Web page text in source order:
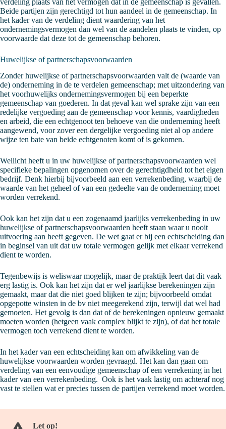
Beide partijen zijn gerechtigd tot hun aandeel in de gemeenschap. In
het kader van de verdeling dient waardering van het
ondernemingsvermogen dan wel van de aandelen plaats te vinden, op
voorwaarde dat deze tot de gemeenschap behoren.
Huwelijkse of partnerschapsvoorwaarden
Zonder huwelijkse of partnerschapsvoorwaarden valt de (waarde van
de) onderneming in de te verdelen gemeenschap; met uitzondering van
het voorhuwelijks ondernemingsvermogen bij een beperkte
gemeenschap van goederen. In dat geval kan wel sprake zijn van een
redelijke vergoeding aan de gemeenschap voor kennis, vaardigheden
en arbeid, die een echtgenoot ten behoeve van die onderneming heeft
aangewend, voor zover een dergelijke vergoeding niet al op andere
wijze ten bate van beide echtgenoten komt of is gekomen.
Wellicht heeft u in uw huwelijkse of partnerschapsvoorwaarden wel
specifieke bepalingen opgenomen over de gerechtigdheid tot het eigen
bedrijf. Denk hierbij bijvoorbeeld aan een verrekenbeding, waarbij de
waarde van het geheel of van een gedeelte van de onderneming moet
worden verrekend.
Ook kan het zijn dat u een zogenaamd jaarlijks verrekenbeding in uw
huwelijkse of partnerschapsvoorwaarden heeft staan waar u nooit
uitvoering aan heeft gegeven. De wet gaat er bij een echtscheiding dan
in beginsel van uit dat uw totale vermogen gelijk met elkaar verrekend
dient te worden.
Tegenbewijs is weliswaar mogelijk, maar de praktijk leert dat dit vaak
erg lastig is. Ook kan het zijn dat er wel jaarlijkse berekeningen zijn
gemaakt, maar dat die niet goed blijken te zijn; bijvoorbeeld omdat
opgepotte winsten in de bv niet meegerekend zijn, terwijl dat wel had
gemoeten. Het gevolg is dan dat of de berekeningen opnieuw gemaakt
moeten worden (hetgeen vaak complex blijkt te zijn), of dat het totale
vermogen toch verrekend dient te worden.
In het kader van een echtscheiding kan om afwikkeling van de
huwelijkse voorwaarden worden gevraagd. Het kan dan gaan om
verdeling van een eenvoudige gemeenschap of een verrekening in het
kader van een verrekenbeding. Ook is het vaak lastig om achteraf nog
vast te stellen wat er precies tussen de partijen verrekend moet worden.
Let op!